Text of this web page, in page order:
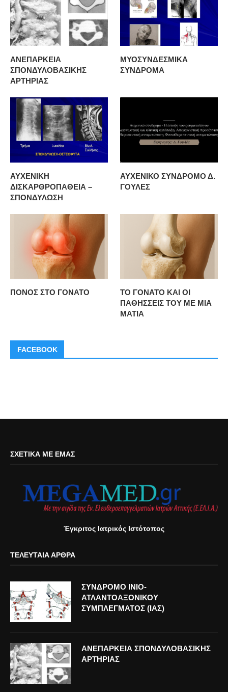
ΑΝΕΠΑΡΚΕΙΑ
ΣΠΟΝΔΥΛΟΒΑΣΙΚΗΣ
ΑΡΤΗΡΙΑΣ
ΜΥΟΣΥΝΔΕΣΜΙΚΑ
ΣΥΝΔΡΟΜΑ
ΑΥΧΕΝΙΚΗ
ΔΙΣΚΑΡΘΡΟΠΑΘΕΙΑ –
ΣΠΟΝΔΥΛΩΣΗ
ΑΥΧΕΝΙΚΟ ΣΥΝΔΡΟΜΟ Δ.
ΓΟΥΛΕΣ
ΠΟΝΟΣ ΣΤΟ ΓΟΝΑΤΟ
ΤΟ ΓΟΝΑΤΟ ΚΑΙ ΟΙ
ΠΑΘΗΣΣΕΙΣ ΤΟΥ ΜΕ ΜΙΑ
ΜΑΤΙΑ
FACEBOOK
ΣΧΕΤΙΚΆ ΜΕ ΕΜΆΣ
Έγκριτος Ιατρικός Ιστότοπος
ΤΕΛΕΥΤΑΊΑ ΆΡΘΡΑ
ΣΥΝΔΡΟΜΟ ΙΝΙΟ-
ΑΤΛΑΝΤΟΑΞΟΝΙΚΟΥ
ΣΥΜΠΛΕΓΜΑΤΟΣ (ΙΑΣ)
ΑΝΕΠΑΡΚΕΙΑ ΣΠΟΝΔΥΛΟΒΑΣΙΚΗΣ
ΑΡΤΗΡΙΑΣ